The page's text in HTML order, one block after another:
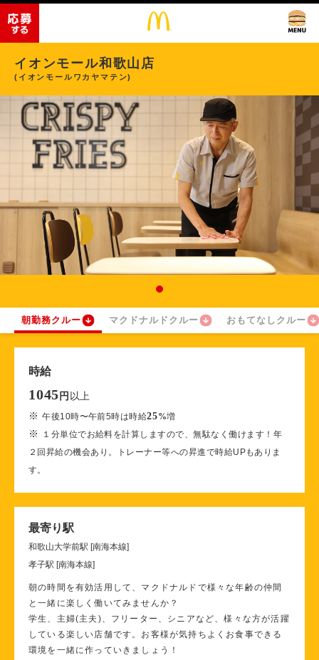
イオンモール和歌山店
(イオンモールワカヤマテン)
朝勤務クルー マクドナルドクルー おもてなしクルー
時給
1045 円 以上
※午後10時〜午前5時は時給25%増
※
１分単位でお給料を計算しますので、無駄なく働けます！年
２回昇給の機会あり。トレーナー等への昇進で時給UPもありま
す。
最寄り駅
和歌山大学前駅 [南海本線]
孝子駅 [南海本線]
朝の時間を有効活用して、マクドナルドで様々な年齢の仲間
と一緒に楽しく働いてみませんか？
学生、主婦(主夫)、フリーター、シニアなど、様々な方が活躍
している楽しい店舗です。お客様が気持ちよくお食事できる
環境を一緒に作っていきましょう！